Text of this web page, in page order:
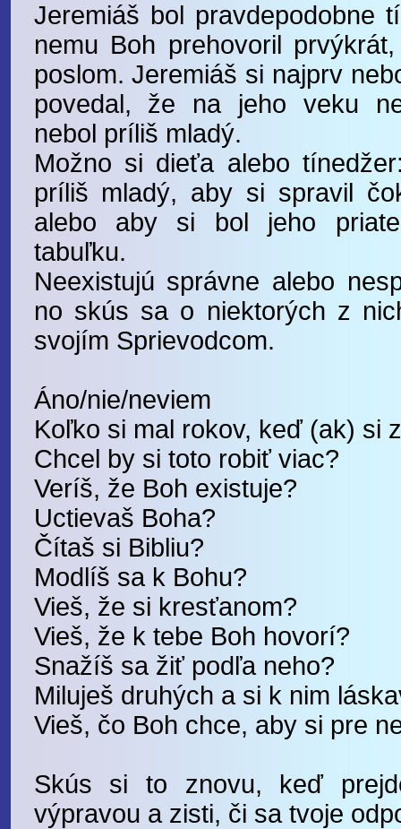
Jeremiáš bol pravdepodobne
nemu Boh prehovoril
poslom. Jeremiáš si najprv
povedal, že na jeho veku
nebol príliš mladý.
Možno si dieťa alebo
príliš mladý, aby si spravil
alebo aby si bol jeho
tabuľku.
Neexistujú správne alebo
no skús sa o niektorých z
svojím Sprievodcom.
Áno/nie/neviem
Koľko si mal rokov, keď (ak) si
Chcel by si toto robiť viac?
Veríš, že Boh existuje?
Uctievaš Boha?
Čítaš si Bibliu?
Modlíš sa k Bohu?
Vieš, že si kresťanom?
Vieš, že k tebe Boh hovorí?
Snažíš sa žiť podľa neho?
Miluješ druhých a si k nim
Vieš, čo Boh chce, aby si pre
Skús si to znovu, keď
výpravou a zisti, či sa tvoje